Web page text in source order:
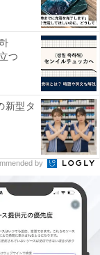
つ
新型タ
by